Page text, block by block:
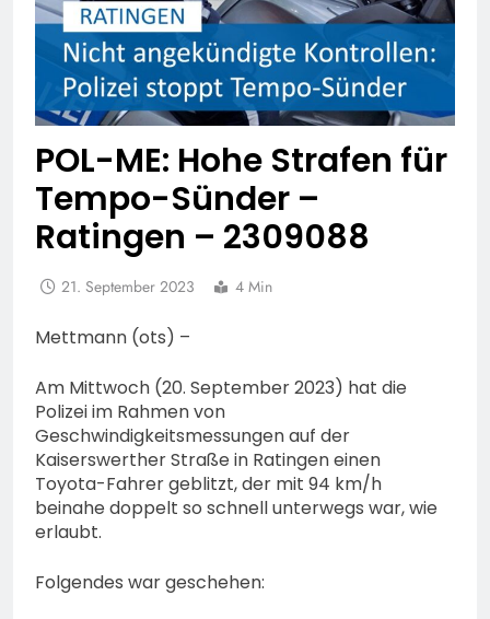
POL-ME: Hohe Strafen für
Tempo-Sünder –
Ratingen – 2309088
21. September 2023 4 Min
Mettmann (ots) –
Am Mittwoch (20. September 2023) hat die
Polizei im Rahmen von
Geschwindigkeitsmessungen auf der
Kaiserswerther Straße in Ratingen einen
Toyota-Fahrer geblitzt, der mit 94 km/h
beinahe doppelt so schnell unterwegs war, wie
erlaubt.
Folgendes war geschehen: